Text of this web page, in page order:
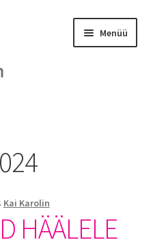
Menüü
Kai Karolin
HÄÄLELE